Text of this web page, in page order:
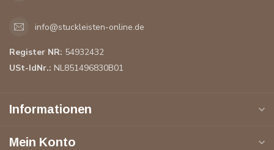
info@stuckleisten-online.de
Register NR: 54932432
USt-IdNr.: NL851496830B01
Informationen
Mein Konto